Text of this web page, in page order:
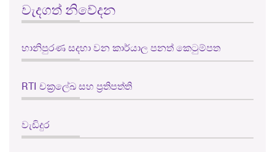
වැදගත් නිවේදන
හානිපුරණ සදහා වන කාර්යාල පනත් කෙටුම්පත
RTI චක්‍රලේඛ සහ ප්‍රතිපත්ති
වැඩිදුර